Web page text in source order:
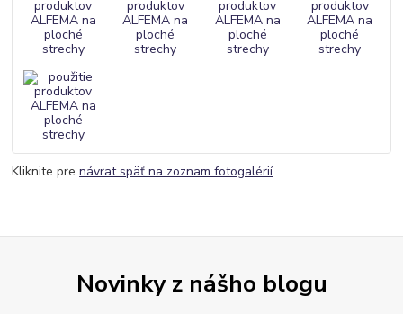
Kliknite prenávrat späť na zoznam fotogalérií.
Novinky z nášho blogu